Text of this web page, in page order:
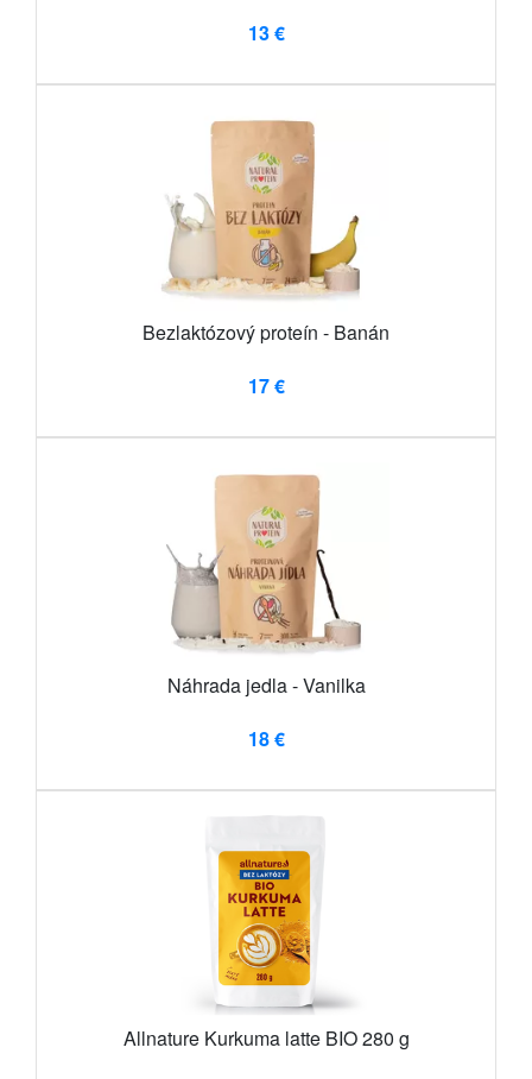
13 €
Bezlaktózový proteín - Banán
17 €
Náhrada jedla - Vanilka
18 €
Allnature Kurkuma latte BIO 280 g